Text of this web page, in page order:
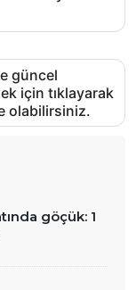
güncel
için tıklayarak
olabilirsiniz.
göçük: 1